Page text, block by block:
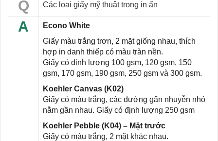
Q Các loại giấy mỹ thuật trong in ấn
A
Econo White
Giấy màu trắng trơn, 2 mặt giống nhau, thích
hợp in danh thiếp có màu tràn nền.
Giấy có định lượng 100 gsm, 120 gsm, 150
gsm, 170 gsm, 190 gsm, 250 gsm và 300 gsm.
Koehler Canvas (K02)
Giấy có màu trắng, các đường gân nhuyễn nhỏ
nằm gần nhau. Giấy có định lượng 250 gsm
Koehler Pebble (K04) – Mặt trước
Giấy có màu trắng, 2 mặt khác nhau.